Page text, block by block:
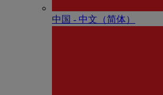
中国 - 中⽂（简体）